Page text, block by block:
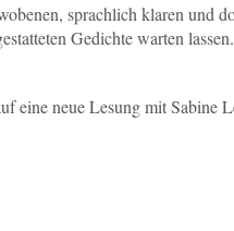
sprachlich klaren und
Gedichte warten
eine neue Lesung mit Sabine